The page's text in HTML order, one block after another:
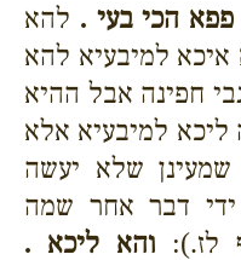
הכי בעי . להא
למיבעיא להא
חפינה אבל ההיא
ליכא למיבעיא אלא
שלא יעשה
דבר אחר שמה
לז.): והא ליכא .